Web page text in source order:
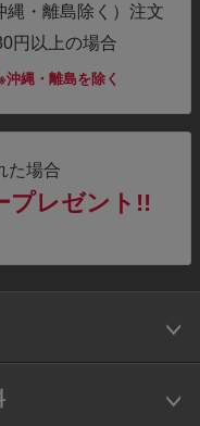
縄・離島除く）注文
円以上の場合
沖縄・離島を除く
た場合
プレゼント!!